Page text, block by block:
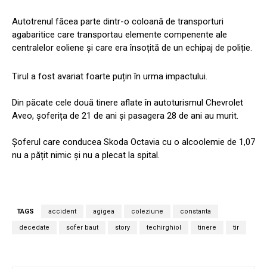
Autotrenul făcea parte dintr-o coloană de transporturi
agabaritice care transportau elemente compenente ale
centralelor eoliene și care era însoțită de un echipaj de poliție.
Tirul a fost avariat foarte puțin în urma impactului.
Din păcate cele două tinere aflate în autoturismul Chevrolet
Aveo, șoferița de 21 de ani și pasagera 28 de ani au murit.
Șoferul care conducea Skoda Octavia cu o alcoolemie de 1,07
nu a pățit nimic și nu a plecat la spital.
TAGS accident agigea coleziune constanta
decedate sofer baut story techirghiol tinere tir